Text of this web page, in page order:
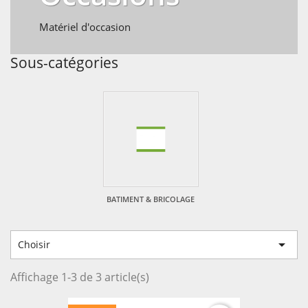
Matériel d'occasion
Sous-catégories
BATIMENT & BRICOLAGE
Choisir 
Affichage 1-3 de 3 article(s)